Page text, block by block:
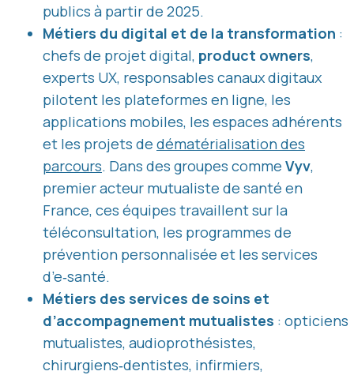
publics à partir de 2025.
Métiers du digital et de la transformation :
chefs de projet digital, product owners,
experts UX, responsables canaux digitaux
pilotent les plateformes en ligne, les
applications mobiles, les espaces adhérents
et les projets de dématérialisation des
parcours. Dans des groupes comme Vyv,
premier acteur mutualiste de santé en
France, ces équipes travaillent sur la
téléconsultation, les programmes de
prévention personnalisée et les services
d’e‑santé.
Métiers des services de soins et
d’accompagnement mutualistes : opticiens
mutualistes, audioprothésistes,
chirurgiens‑dentistes, infirmiers,